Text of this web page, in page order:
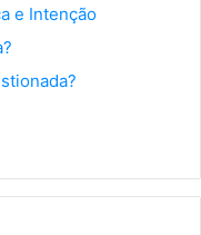
e Intenção